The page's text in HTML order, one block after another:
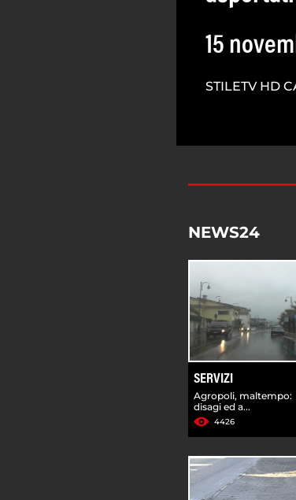
15
STILETV HD
NEWS24
SERVIZI
Agropoli, maltempo:
disagi ed a...
4426